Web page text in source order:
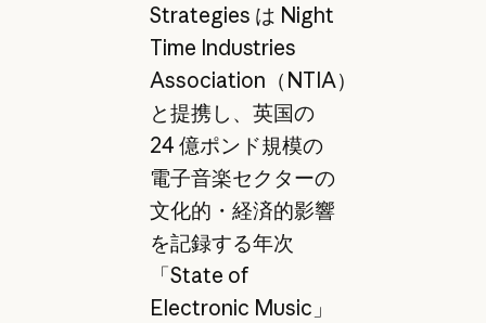
Strategies は Night
Time Industries
Association（NTIA）
と提携し、英国の
24 億ポンド規模の
電子音楽セクターの
文化的・経済的影響
を記録する年次
「State of
Electronic Music」